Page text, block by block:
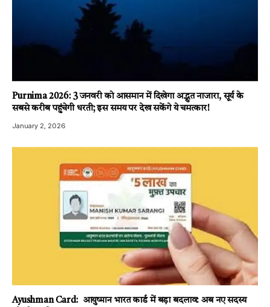
Purnima 2026: 3 जनवरी को आसमान में दिखेगा अद्भुत नाजारा, सूर्य के
सबसे करीब पहुंचेगी धरती; इस समय पर देख सकेंगे ये चमत्कार!
January 2, 2026
Ayushman Card: आयुष्मान भारत कार्ड में बड़ा बदलाव: अब नए सदस्य